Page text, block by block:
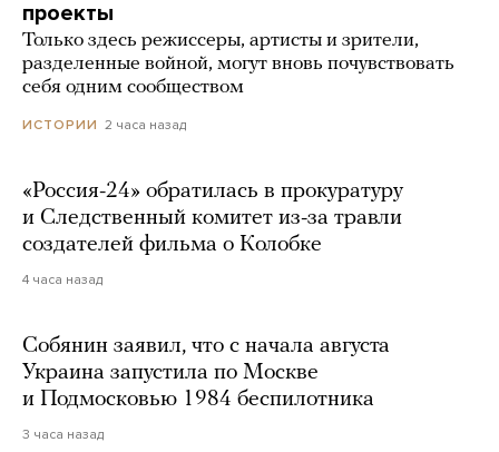
проекты
Только здесь режиссеры, артисты и зрители,
разделенные войной, могут вновь почувствовать
себя одним сообществом
ИСТОРИИ 2 часа назад
«Россия-24» обратилась в прокуратуру
и Следственный комитет из-за травли
создателей фильма о Колобке
4 часа назад
Собянин заявил, что с начала августа
Украина запустила по Москве
и Подмосковью 1984 беспилотника
3 часа назад